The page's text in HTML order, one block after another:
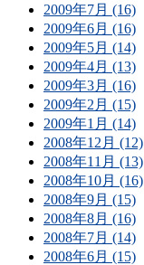
2009年7月 (16)
2009年6月 (16)
2009年5月 (14)
2009年4月 (13)
2009年3月 (16)
2009年2月 (15)
2009年1月 (14)
2008年12月 (12)
2008年11月 (13)
2008年10月 (16)
2008年9月 (15)
2008年8月 (16)
2008年7月 (14)
2008年6月 (15)